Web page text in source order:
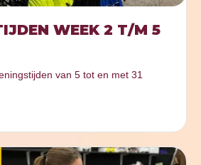
WEEK 2 T/M 5
van 5 tot en met 31